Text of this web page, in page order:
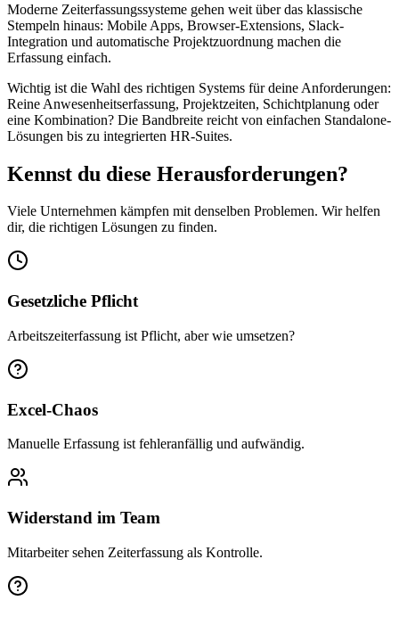
Moderne Zeiterfassungssysteme gehen weit über das klassische
Stempeln hinaus: Mobile Apps, Browser-Extensions, Slack-
Integration und automatische Projektzuordnung machen die
Erfassung einfach.
Wichtig ist die Wahl des richtigen Systems für deine Anforderungen:
Reine Anwesenheitserfassung, Projektzeiten, Schichtplanung oder
eine Kombination? Die Bandbreite reicht von einfachen Standalone-
Lösungen bis zu integrierten HR-Suites.
Kennst du diese Herausforderungen?
Viele Unternehmen kämpfen mit denselben Problemen. Wir helfen
dir, die richtigen Lösungen zu finden.
Gesetzliche Pflicht
Arbeitszeiterfassung ist Pflicht, aber wie umsetzen?
Excel-Chaos
Manuelle Erfassung ist fehleranfällig und aufwändig.
Widerstand im Team
Mitarbeiter sehen Zeiterfassung als Kontrolle.